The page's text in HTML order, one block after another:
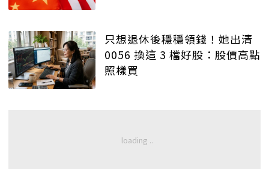
只想退休後穩穩領錢！她出清
0056 換這 3 檔好股：股價高點
照樣買